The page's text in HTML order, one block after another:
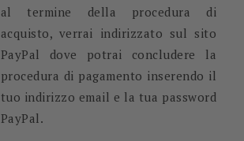
al termine della procedura di
acquisto, verrai indirizzato sul sito
PayPal dove potrai concludere la
procedura di pagamento inserendo il
tuo indirizzo email e la tua password
PayPal.